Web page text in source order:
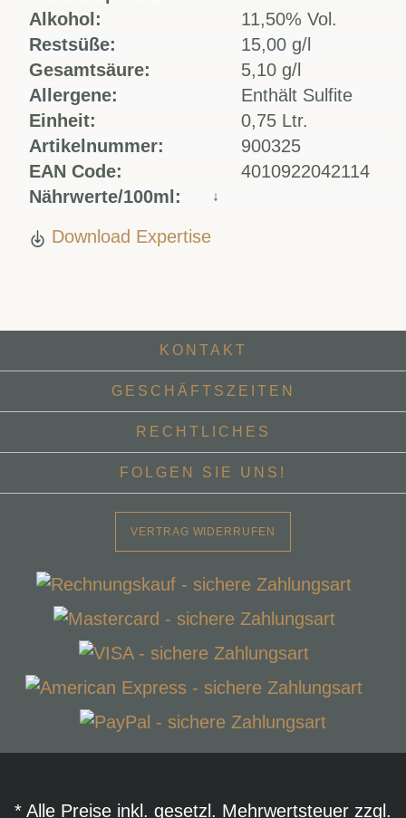
Alkohol:
11,50% Vol.
Restsüße:
15,00 g/l
Gesamtsäure:
5,10 g/l
Allergene:
Enthält Sulfite
Einheit:
0,75 Ltr.
Artikelnummer:
900325
EAN Code:
4010922042114
Nährwerte/100ml:
↓
Download Expertise
KONTAKT
GESCHÄFTSZEITEN
RECHTLICHES
FOLGEN SIE UNS!
VERTRAG WIDERRUFEN
* Alle Preise inkl. gesetzl. Mehrwertsteuer zzgl.